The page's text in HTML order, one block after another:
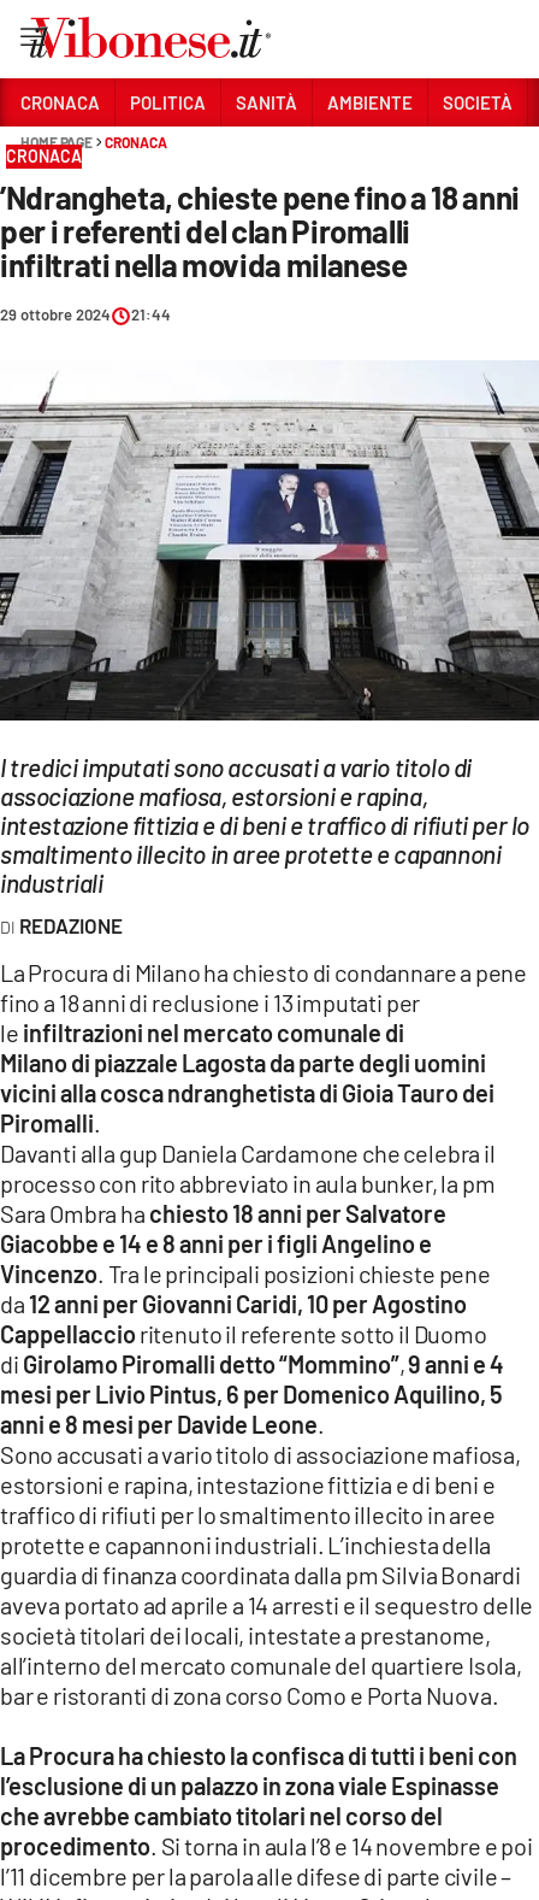
Sezioni
CRONACA
POLITICA
SOCIETÀ
CULTURA
ECONOMIA E LAVORO
EVENTI
SPORT
Streaming
LAC TV
LAC NETWORK
LAC ONAIR
LaC
LACTV.IT
LACONAIR.IT
LACITYMAG.IT
ILREGGINO.IT
COSENZACHANNEL.IT
ILVIBONESE.IT
CATANZAROCHANNEL.IT
LACAPITALENEWS.IT
App
ANDROID
APPLE
CRONACA POLITICA SANITÀ AMBIENTE SOCIETÀ
HOME PAGE CRONACA
CRONACA
’Ndrangheta, chieste pene fino a 18 anni
per i referenti del clan Piromalli
infiltrati nella movida milanese
29 ottobre 2024 21:44
I tredici imputati sono accusati a vario titolo di
associazione mafiosa, estorsioni e rapina,
intestazione fittizia e di beni e traffico di rifiuti per lo
smaltimento illecito in aree protette e capannoni
industriali
REDAZIONE
La Procura di Milano ha chiesto di condannare a pene
fino a 18 anni di reclusione i 13 imputati per
le infiltrazioni nel mercato comunale di
Milano di piazzale Lagosta da parte degli uomini
vicini alla cosca ndranghetista di Gioia Tauro dei
Piromalli
Davanti alla gup Daniela Cardamone che celebra il
processo con rito abbreviato in aula bunker, la pm
Sara Ombra ha chiesto 18 anni per Salvatore
Giacobbe e 14 e 8 anni per i figli Angelino e
Vincenzo . Tra le principali posizioni chieste pene
da 12 anni per Giovanni Caridi, 10 per Agostino
Cappellaccioritenuto il referente sotto il Duomo
di Girolamo Piromalli detto “Mommino”,9 anni e 4
mesi per Livio Pintus, 6 per Domenico Aquilino, 5
anni e 8 mesi per Davide Leone
Sono accusati a vario titolo di associazione mafiosa,
estorsioni e rapina, intestazione fittizia e di beni e
traffico di rifiuti per lo smaltimento illecito in aree
protette e capannoni industriali. L’inchiesta della
guardia di finanza coordinata dalla pm Silvia Bonardi
aveva portato ad aprile a 14 arresti e il sequestro delle
società titolari dei locali, intestate a prestanome,
all’interno del mercato comunale del quartiere Isola,
bar e ristoranti di zona corso Como e Porta Nuova.
La Procura ha chiesto la confisca di tutti i beni con
l’esclusione di un palazzo in zona viale Espinasse
che avrebbe cambiato titolari nel corso del
procedimento . Si torna in aula l’8 e 14 novembre e poi
l’11 dicembre per la parola alle difese di parte civile –